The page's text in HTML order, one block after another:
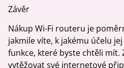
Závěr
Nákup Wi-Fi routeru je
jakmile víte, k jakému účelu
funkce, které byste chtěli mít.
vytěžovat své internetové